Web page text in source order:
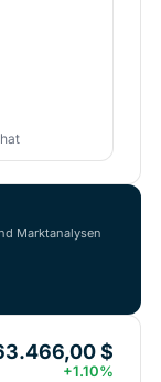
Marktanalysen
$
+1.10%